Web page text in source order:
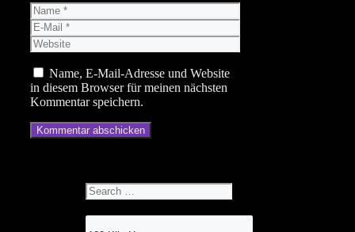
Name
E-
Mail
Website
Name, E-Mail-Adresse und Website
in diesem Browser für meinen nächsten
Kommentar speichern.